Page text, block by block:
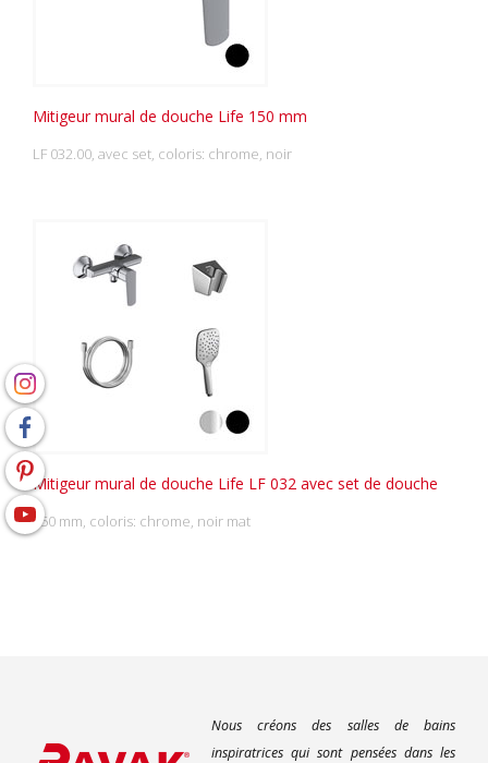
Mitigeur mural de douche Life 150 mm
LF 032.00, avec set, coloris: chrome, noir
Mitigeur mural de douche Life LF 032 avec set de douche
150 mm, coloris: chrome, noir mat
Nous créons des salles de bains
inspiratrices qui sont pensées dans les